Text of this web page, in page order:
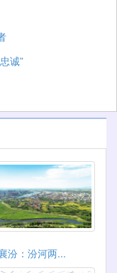
诚”
汾：汾河两...